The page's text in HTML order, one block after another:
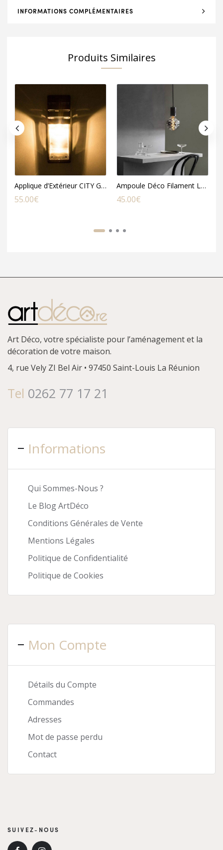
INFORMATIONS COMPLÉMENTAIRES
Produits Similaires
Applique d’Extérieur CITY Gris Anthracite en Métal et Polycarbonate
55.00€
Ampoule Déco Filament LED XXL Dimmable BILBAO en Verre Fumé Titanium
45.00€
Art Déco, votre spécialiste pour l’aménagement et la
décoration de votre maison.
4, rue Vely ZI Bel Air • 97450 Saint-Louis La Réunion
Tel 0262 77 17 21
Informations
Qui Sommes-Nous ?
Le Blog ArtDéco
Conditions Générales de Vente
Mentions Légales
Politique de Confidentialité
Politique de Cookies
Mon Compte
Détails du Compte
Commandes
Adresses
Mot de passe perdu
Contact
SUIVEZ-NOUS